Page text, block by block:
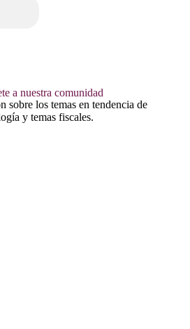
a nuestra comunidad
sobre los temas en tendencia de
y temas fiscales.